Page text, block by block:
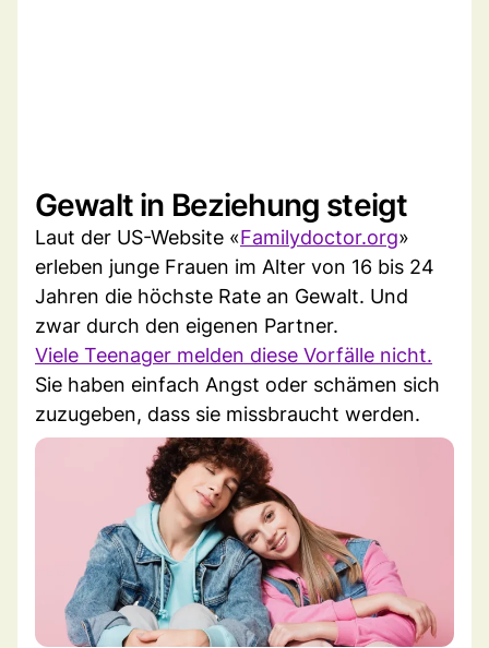
Gewalt in Beziehung steigt
Laut der US-Website «Familydoctor.org»
erleben junge Frauen im Alter von 16 bis 24
Jahren die höchste Rate an Gewalt. Und
zwar durch den eigenen Partner.
Viele Teenager melden diese Vorfälle nicht.
Sie haben einfach Angst oder schämen sich
zuzugeben, dass sie missbraucht werden.